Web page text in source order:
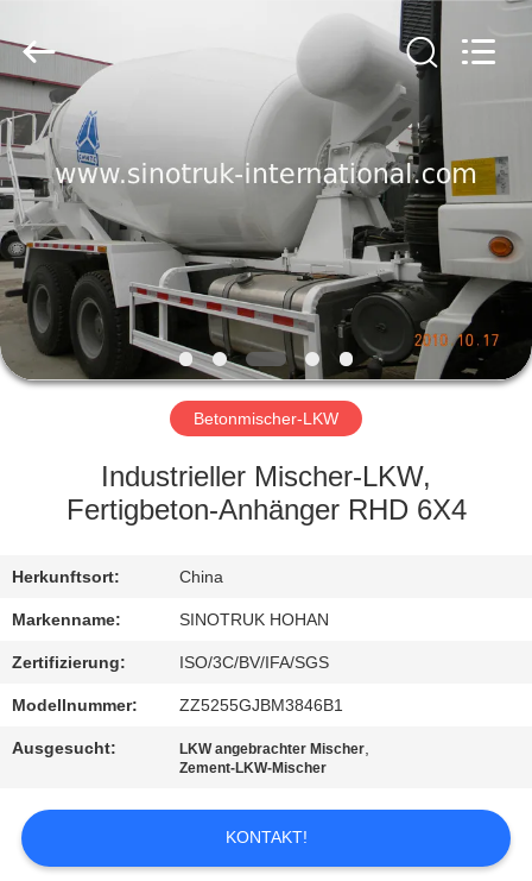
ZU
HAUSE
PRODUKTE
ÜBER
UNS
WERKSBESICHTIGUNG
QUALITÄTSKONTROLLE
KONTAKT
MIT
UNS
UM
EIN
ANGEBOT
LTD..
Rights
Reserved.
Betonmischer-LKW
Industrieller Mischer-LKW,
Fertigbeton-Anhänger RHD 6X4
Herkunftsort: China
Markenname: SINOTRUK HOHAN
Zertifizierung: ISO/3C/BV/IFA/SGS
Modellnummer: ZZ5255GJBM3846B1
Ausgesucht: LKW angebrachter Mischer,
Zement-LKW-Mischer
KONTAKT!